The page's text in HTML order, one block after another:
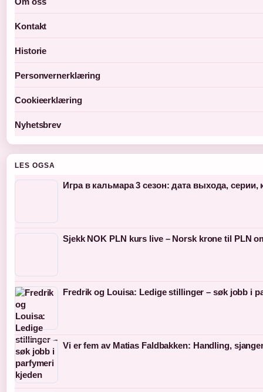
Kontakt
Historie
Personvernerklæring
Cookieerklæring
Nyhetsbrev
LES OGSA
Игра в кальмара 3 сезон: дата выхода, серии,
Sjekk NOK PLN kurs live – Norsk krone til PLN
Fredrik og Louisa: Ledige stillinger – søk jobb i
Vi er fem av Matias Faldbakken: Handling,